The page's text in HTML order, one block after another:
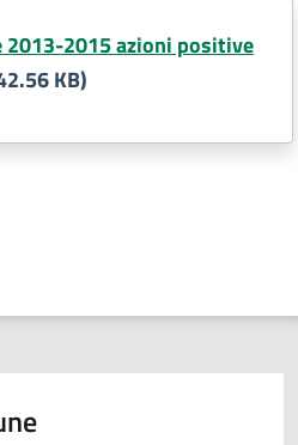
2013-2015 azioni positive
KB)